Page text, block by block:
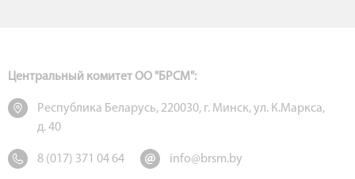
Центральный комитет ОО "БРСМ":
Республика Беларусь, 220030, г. Минск, ул. К.Маркса,
д. 40
8 (017) 371 04 64 info@brsm.by